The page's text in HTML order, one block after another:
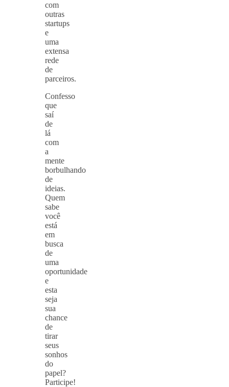
com
outras
startups
e
uma
extensa
rede
de
parceiros.
Confesso
que
saí
de
lá
com
a
mente
borbulhando
de
ideias.
Quem
sabe
você
está
em
busca
de
uma
oportunidade
e
esta
seja
sua
chance
de
tirar
seus
sonhos
do
papel?
Participe!